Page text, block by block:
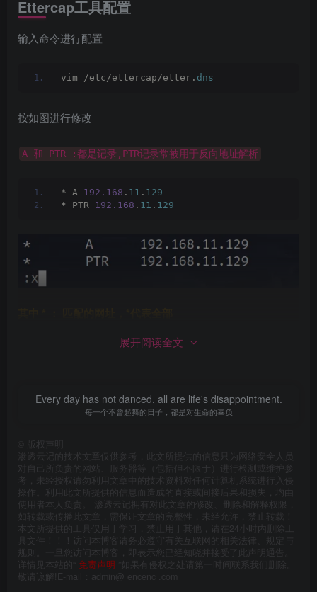
Ettercap工具配置
输入命令进行配置
vim /etc/ettercap/etter. dns
按如图进行修改
A 和 PTR :都是记录,PTR记录常被用于反向地址解析
* A 192.168 . 11 . 129
* PTR 192.168 . 11 . 129
A 代表ipv4解析，要跳转网址请用CNAME
机，所有拦截全部将跳转到kali的apache网站上面
打开Ettercap可视化工具
ettercap -G
选择网卡，点击√进入软件
展开阅读全文
Every day has not danced, all are life's disappointment.
每一个不曾起舞的日子，都是对生命的辜负
版权声明
渗透云记的技术文章仅供参考，此文所提供的信息只为网络安全人员
对自己所负责的网站、服务器等（包括但不限于）进行检测或维护参
考，未经授权请勿利用文章中的技术资料对任何计算机系统进行入侵
操作。利用此文所提供的信息而造成的直接或间接后果和损失，均由
使用者本人负责。 渗透云记拥有对此文章的修改、删除和解释权限，
如转载或传播此文章，需保证文章的完整性，未经允许，禁止转载！
本文所提供的工具仅用于学习，禁止用于其他，请在24小时内删除工
具文件！！！访问本博客请务必遵守有关互联网的相关法律、规定与
规则。一旦您访问本博客，即表示您已经知晓并接受了此声明通告。
详情见本站的“ 免责声明
”如果有侵权之处请第一时间联系我们删除。
敬请谅解!E-mail：admin@ encenc .com